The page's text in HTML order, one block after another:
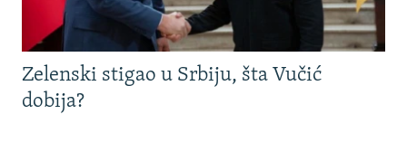
Zelenski stigao u Srbiju, šta Vučić
dobija?